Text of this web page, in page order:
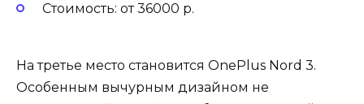
Стоимость: от 36000 р.
На третье место становится OnePlus Nord 3.
Особенным вычурным дизайном не